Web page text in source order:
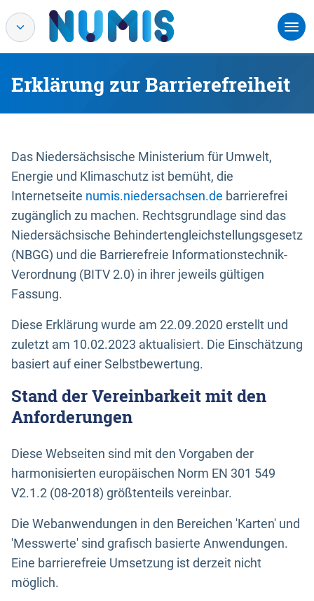
Erklärung zur Barrierefreiheit
Das Niedersächsische Ministerium für Umwelt,
Energie und Klimaschutz ist bemüht, die
Internetseite numis.niedersachsen.de barrierefrei
zugänglich zu machen. Rechtsgrundlage sind das
Niedersächsische Behindertengleichstellungsgesetz
(NBGG) und die Barrierefreie Informationstechnik-
Verordnung (BITV 2.0) in ihrer jeweils gültigen
Fassung.
Diese Erklärung wurde am 22.09.2020 erstellt und
zuletzt am 10.02.2023 aktualisiert. Die Einschätzung
basiert auf einer Selbstbewertung.
Stand der Vereinbarkeit mit den
Anforderungen
Diese Webseiten sind mit den Vorgaben der
harmonisierten europäischen Norm EN 301 549
V2.1.2 (08-2018) größtenteils vereinbar.
Die Webanwendungen in den Bereichen 'Karten' und
'Messwerte' sind grafisch basierte Anwendungen.
Eine barrierefreie Umsetzung ist derzeit nicht
möglich.